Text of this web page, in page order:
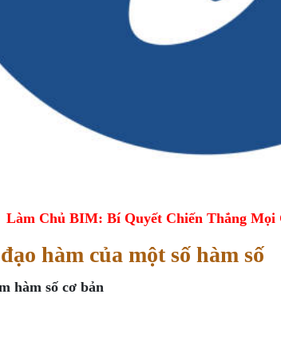
Làm Chủ BIM: Bí Quyết Chiến Thắng Mọi
hàm của một số hàm số
hàm số cơ bản